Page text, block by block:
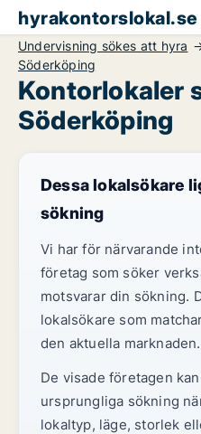
hyrakontorslokal.se
Undervisning sökes att hyra
Söderköping
Kontorlokaler
Söderköping
Dessa lokalsökare
sökning
Vi har för närvarande
företag som söker
motsvarar din sökning.
lokalsökare som
den aktuella marknaden.
De visade företagen
ursprungliga sökning
lokaltyp, läge, storlek